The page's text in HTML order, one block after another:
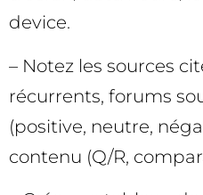
device.
– Notez les sources
récurrents, forums
(positive, neutre,
contenu (Q/R,